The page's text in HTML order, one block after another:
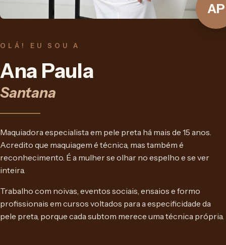
AP
OLÁ! EU SOU A
Ana Paula
Santana
Maquiadora especialista em pele preta há mais de 15 anos.
Acredito que maquiagem é técnica, mas também é
reconhecimento. É a mulher se olhar no espelho e se ver
inteira.
Trabalho com noivas, eventos sociais, ensaios e formo
profissionais em cursos voltados para a especificidade da
pele preta, porque cada subtom merece uma técnica própria.